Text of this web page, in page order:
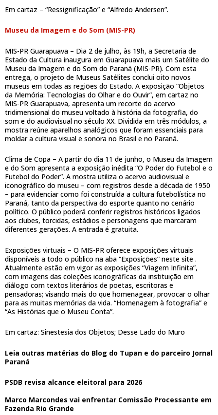
Em cartaz – “Ressignificação” e “Alfredo Andersen”.
Museu da Imagem e do Som (MIS-PR)
MIS-PR Guarapuava – Dia 2 de julho, às 19h, a Secretaria de
Estado da Cultura inaugura em Guarapuava mais um Satélite do
Museu da Imagem e do Som do Paraná (MIS-PR). Com esta
entrega, o projeto de Museus Satélites conclui oito novos
museus em todas as regiões do Estado. A exposição “Objetos
da Memória: Tecnologias do Olhar e do Ouvir”, em cartaz no
MIS-PR Guarapuava, apresenta um recorte do acervo
tridimensional do museu voltado à história da fotografia, do
som e do audiovisual no século XX. Dividida em três módulos, a
mostra reúne aparelhos analógicos que foram essenciais para
moldar a cultura visual e sonora no Brasil e no Paraná.
Clima de Copa – A partir do dia 11 de junho, o Museu da Imagem
e do Som apresenta a exposição inédita “O Poder do Futebol e o
Futebol do Poder”. A mostra utiliza o acervo audiovisual e
iconográfico do museu – com registros desde a década de 1950
– para evidenciar como foi construída a cultura futebolística no
Paraná, tanto da perspectiva do esporte quanto no cenário
político. O público poderá conferir registros históricos ligados
aos clubes, torcidas, estádios e personagens que marcaram
diferentes gerações. A entrada é gratuita.
Exposições virtuais – O MIS-PR oferece exposições virtuais
disponíveis a todo o público na aba “Exposições” neste site .
Atualmente estão em vigor as exposições “Viagem Infinita”,
com imagens das coleções iconográficas da instituição em
diálogo com textos literários de poetas, escritoras e
pensadoras; visando mais do que homenagear, provocar o olhar
para as muitas memórias da vida. “Homenagem à fotografia” e
“As Histórias que o Museu Conta”.
Em cartaz: Sinestesia dos Objetos; Desse Lado do Muro
Leia outras matérias do Blog do Tupan e do parceiro Jornal
Paraná
PSDB revisa alcance eleitoral para 2026
Marco Marcondes vai enfrentar Comissão Processante em
Fazenda Rio Grande